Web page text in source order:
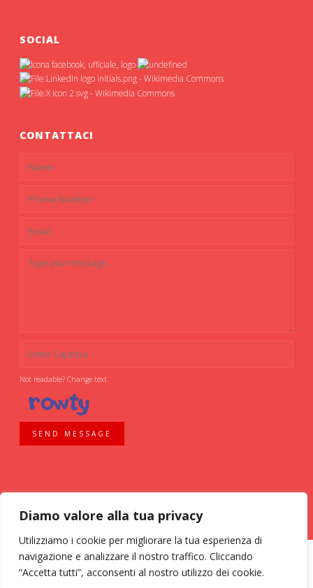
Diamo valore alla tua privacy
Utilizziamo i cookie per migliorare la tua esperienza di
navigazione e analizzare il nostro traffico. Cliccando
“Accetta tutti”, acconsenti al nostro utilizzo dei cookie.
SOCIAL
CONTATTACI
Not readable? Change text.
SEND MESSAGE